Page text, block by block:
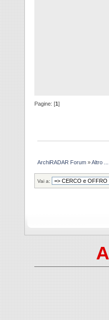
Pagine: [1]
ArchiRADAR Forum »Altro ...
Vai a: